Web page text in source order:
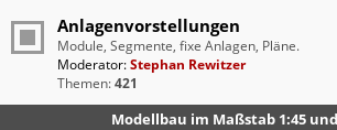
Anlagenvorstellungen
Module, Segmente, fixe Anlagen, Pläne.
Moderator:Stephan Rewitzer
Themen:421
Modellbau im Maßstab 1:45